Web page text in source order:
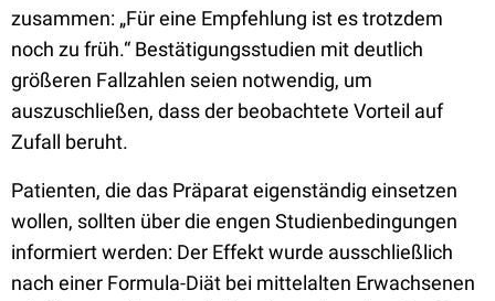
zusammen: „Für eine Empfehlung ist es trotzdem
noch zu früh.“ Bestätigungsstudien mit deutlich
größeren Fallzahlen seien notwendig, um
auszuschließen, dass der beobachtete Vorteil auf
Zufall beruht.
Patienten, die das Präparat eigenständig einsetzen
wollen, sollten über die engen Studienbedingungen
informiert werden: Der Effekt wurde ausschließlich
nach einer Formula-Diät bei mittelalten Erwachsenen